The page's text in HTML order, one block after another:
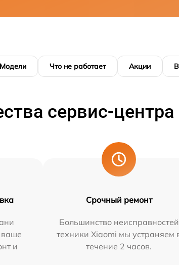
Модели Что не работает Акции
сервис-центра
ваше
и
Срочный ремонт
Большинство неисправностей
техники Xiaomi мы устраняем
течение 2 часов.